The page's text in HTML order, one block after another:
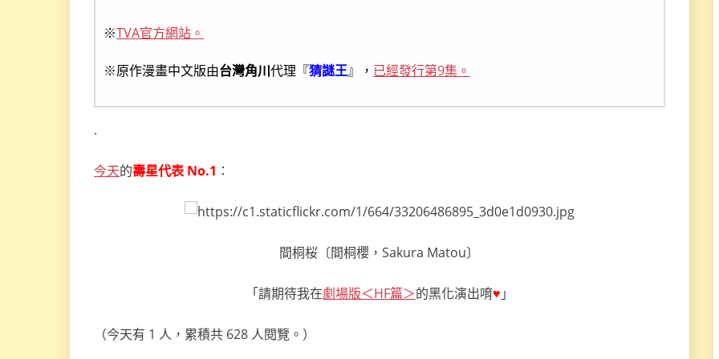
※TVA官方網站。
※原作漫畫中文版由台灣角川代理『猜謎王』， 已經發行第9集。
.
今天的壽星代表 No.1 ：
間桐桜〔間桐櫻，Sakura Matou〕
「請期待我在劇場版＜HF篇＞的黑化演出唷♥ 」
（今天有 1 人，累積共 628 人閱覽。）